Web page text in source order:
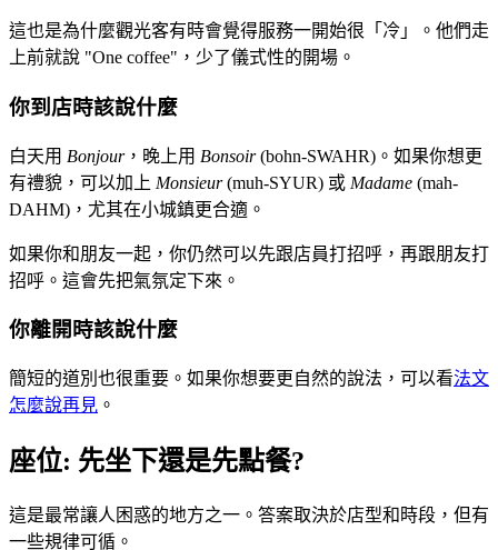
這也是為什麼觀光客有時會覺得服務一開始很「冷」。他們走
上前就說 "One coffee"，少了儀式性的開場。
你到店時該說什麼
白天用 Bonjour，晚上用 Bonsoir(bohn-SWAHR)。如果你想更
有禮貌，可以加上 Monsieur(muh-SYUR) 或 Madame (mah-
DAHM)，尤其在小城鎮更合適。
如果你和朋友一起，你仍然可以先跟店員打招呼，再跟朋友打
招呼。這會先把氣氛定下來。
你離開時該說什麼
簡短的道別也很重要。如果你想要更自然的說法，可以看法文
怎麼說再見 。
座位: 先坐下還是先點餐?
這是最常讓人困惑的地方之一。答案取決於店型和時段，但有
一些規律可循。